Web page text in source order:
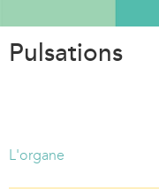
Pulsations
L'organe